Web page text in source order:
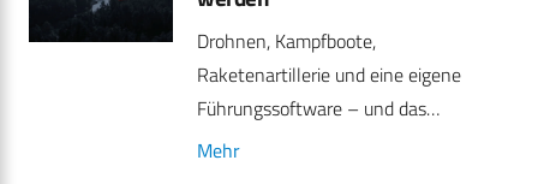
Drohnen, Kampfboote,
Raketenartillerie und eine eigene
Führungssoftware – und das…
Mehr